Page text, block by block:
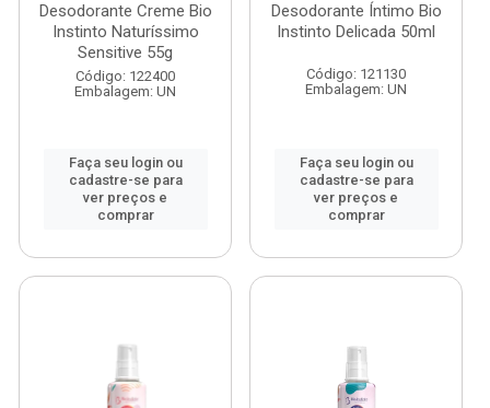
Desodorante Creme Bio
Instinto Naturíssimo
Sensitive 55g
Código: 122400
Embalagem: UN
Faça seu login ou
cadastre-se para
ver preços e
comprar
Desodorante Íntimo Bio
Instinto Delicada 50ml
Código: 121130
Embalagem: UN
Faça seu login ou
cadastre-se para
ver preços e
comprar